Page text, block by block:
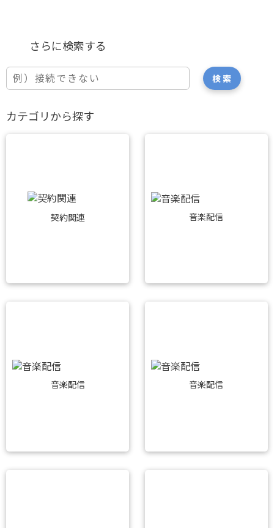
カテゴリから探す
契約関連 音楽配信
音楽配信 音楽配信